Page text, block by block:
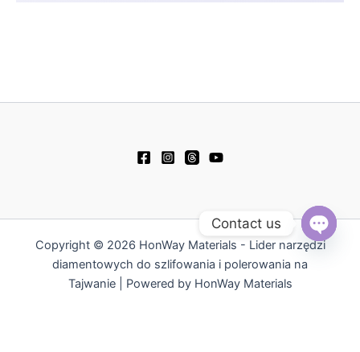
Copyright © 2026 HonWay Materials - Lider narzędzi
diamentowych do szlifowania i polerowania na
Tajwanie | Powered by HonWay Materials
Contact us
Open